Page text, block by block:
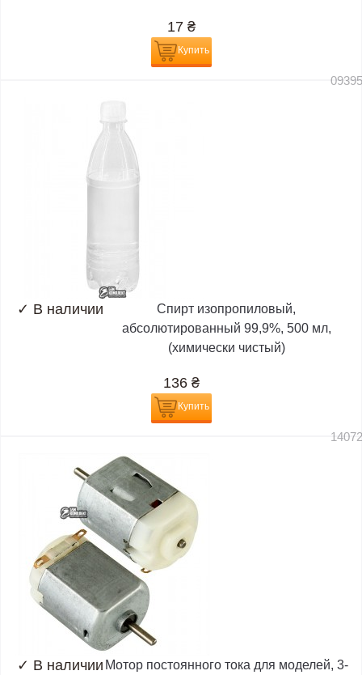
17 ₴
Купить
✓ В наличии
Спирт изопропиловый,
абсолютированный 99,9%, 500 мл,
(химически чистый)
136 ₴
Купить
✓ В наличии Мотор постоянного тока для моделей, 3-